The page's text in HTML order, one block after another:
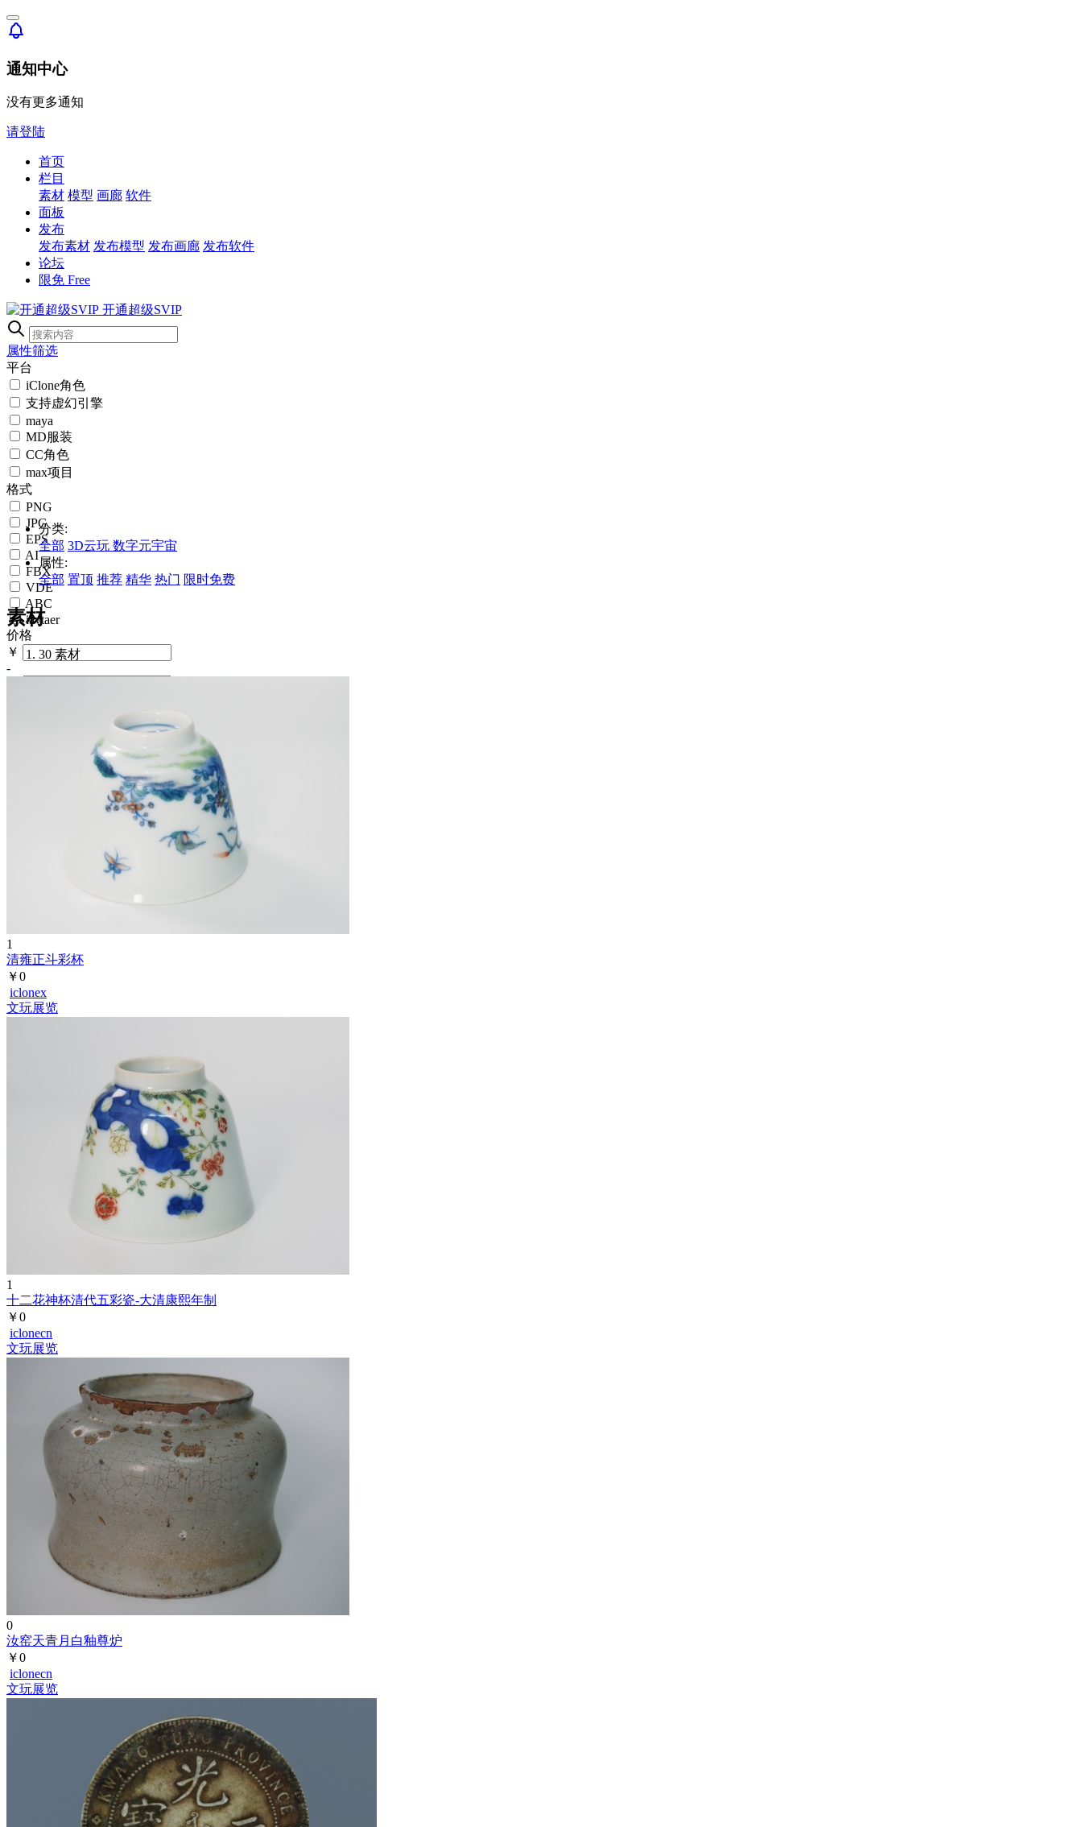
通知中心
没有更多通知
请登陆
首页
栏目
素材 模型 画廊 软件
面板
发布
发布素材 发布模型 发布画廊 发布软件
论坛
限免 Free
开通超级SVIP
属性筛选
平台
iClone角色
支持虚幻引擎
maya
MD服装
CC角色
max项目
格式
PNG
JPG
EPS
AI
FBX
VDE
ABC
iavtaer
价格
￥
-
分类:
全部 3D云玩 数字元宇宙
属性:
全部 置顶 推荐 精华 热门 限时免费
素材
30 素材
1
清雍正斗彩杯
￥0
iclonex
文玩展览
1
十二花神杯清代五彩瓷-大清康熙年制
￥0
iclonecn
文玩展览
0
汝窑天青月白釉尊炉
￥0
iclonecn
文玩展览